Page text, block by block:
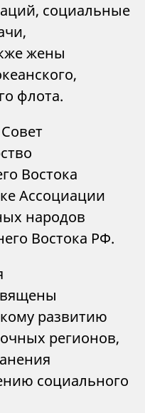
социальные
жены
флота.
Востока
Ассоциации
народов
Востока РФ.
развитию
регионов,
социального